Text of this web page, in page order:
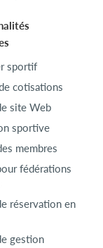
sportif
cotisations
site Web
sportive
membres
fédérations
réservation en
gestion